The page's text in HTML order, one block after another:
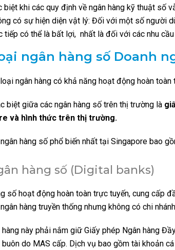
biệt khi các quy định về ngân hàng kỹ thuật số
có sự hiện diện vật lý: Đối với một số người
tiếp có thể là bất lợi, nhất là đối với các nhu
ngân hàng số Doanh
ngân hàng có khả năng hoạt động hoàn toàn
biệt giữa các ngân hàng số trên thị trường là
và hình thức trên thị trường.
hàng số phổ biến nhất tại Singapore bao
hàng số (Digital banks)
số hoạt động hoàn toàn trực tuyến, cung cấp
hàng truyền thống nhưng không có chi
hàng này phải nắm giữ Giấy phép Ngân hàng
buôn do MAS cấp. Dịch vụ bao gồm tài khoản